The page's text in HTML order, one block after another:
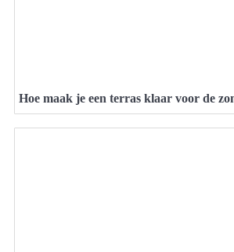
Hoe maak je een terras klaar voor de